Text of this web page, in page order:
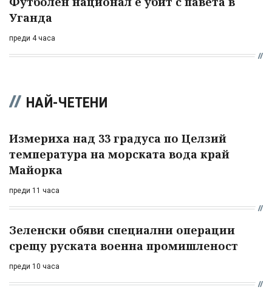
Уганда
преди 4 часа
НАЙ-ЧЕТЕНИ
Измериха над 33 градуса по Целзий
температура на морската вода край
Майорка
преди 11 часа
Зеленски обяви специални операции
срещу руската военна промишленост
преди 10 часа